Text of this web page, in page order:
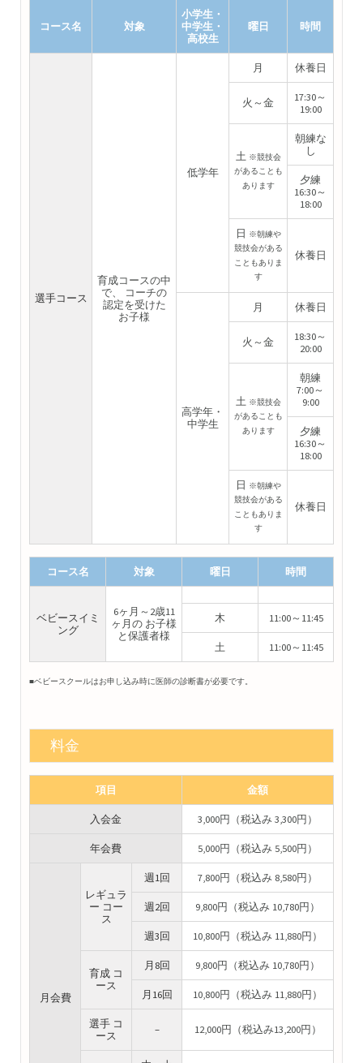
コース名 対象
小学生・
中学生・
高校生
曜日 時間
選手コース
育成コースの中
で、 コーチの
認定を受けた
お子様
低学年
月 休養日
火～金
17:30～
19:00
土 ※競技会
があることも
あります
朝練な
し
夕練
16:30～
18:00
日 ※朝練や
競技会がある
こともありま
す
休養日
高学年・
中学生
月 休養日
火～金
18:30～
20:00
土 ※競技会
があることも
あります
朝練
7:00～
9:00
夕練
16:30～
18:00
日 ※朝練や
競技会がある
こともありま
す
休養日
コース名 対象 曜日 時間
ベビースイミ
ング
6ヶ月～2歳11
ヶ月の お子様
と保護者様
木 11:00～11:45
土 11:00～11:45
■ベビースクールはお申し込み時に医師の診断書が必要です。
料金
項目 金額
入会金 3,000円（税込み 3,300円）
年会費 5,000円（税込み 5,500円）
月会費
レギュラ
ー コー
ス
週1回 7,800円（税込み 8,580円）
週2回 9,800円（税込み 10,780円）
週3回 10,800円（税込み 11,880円）
育成 コ
ース
月8回 9,800円（税込み 10,780円）
月16回 10,800円（税込み 11,880円）
選手 コ
ース
– 12,000円（税込み13,200円）